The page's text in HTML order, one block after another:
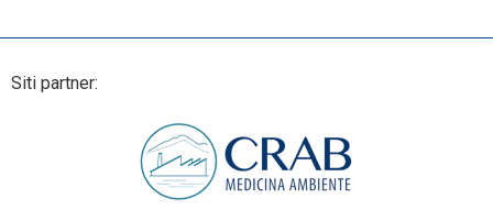
Siti partner: